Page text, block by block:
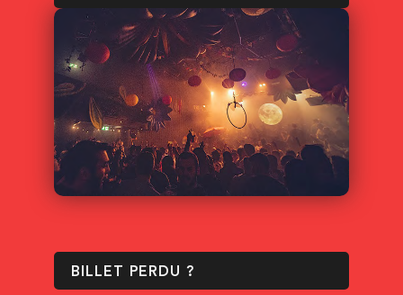
BILLET PERDU ?